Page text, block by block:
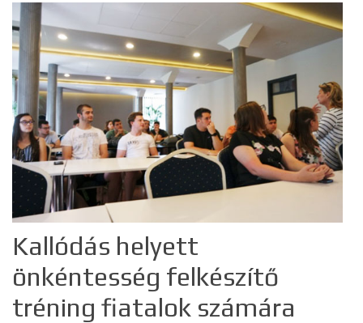
Kallódás helyett
önkéntesség felkészítő
tréning fiatalok számára